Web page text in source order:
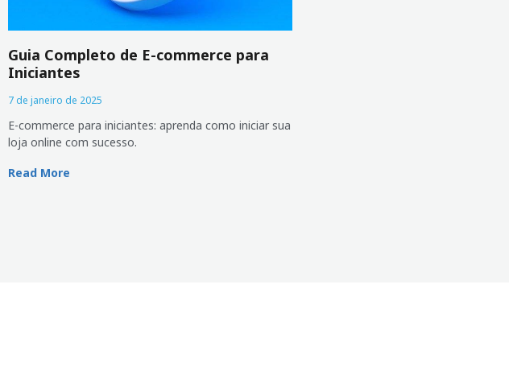
Guia Completo de E-commerce para
Iniciantes
7 de janeiro de 2025
E-commerce para iniciantes: aprenda como iniciar sua
loja online com sucesso.
Read More